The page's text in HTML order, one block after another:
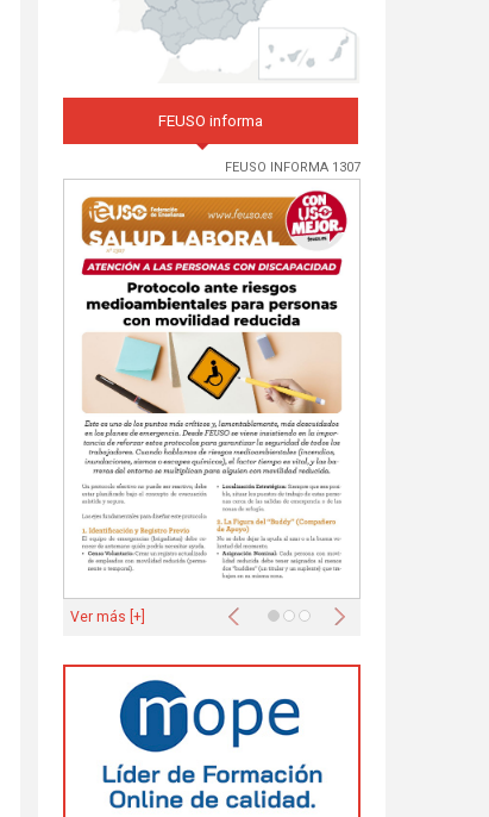
FEUSO informa
FEUSO INFORMA 1307
Anterior Siguiente
Ver más [+]